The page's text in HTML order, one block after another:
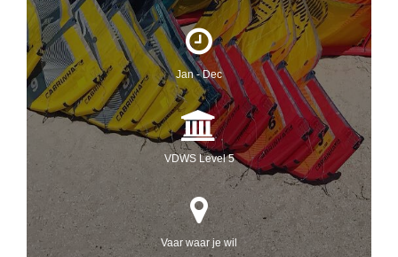
Jan - Dec
VDWS Level 5
Vaar waar je wil